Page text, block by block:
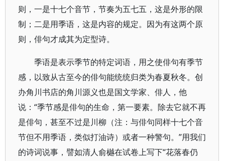
则，一是十七个音节，节奏为五七五，这是外形的限
制；二是用季语，这是内容的规定。因为有这两个原
则，俳句才成其为定型诗。
季语是表示季节的特定词语，用之使俳句有季节
感，以致从古至今的俳句能统统归类为春夏秋冬。创
办角川书店的角川源义也是国文学家、俳人，他
说：“季节感是俳句的生命，第一要素。除去它就不再
是俳句，甚至不过是川柳（注：与俳句同样十七个音
节但不用季语，类似打油诗）或者一种警句。”用我们
的诗词说事，譬如清人俞樾在试卷上写下“花落春仍